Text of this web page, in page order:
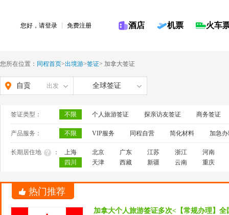
您好，请登录 免费注册 酒店 机票 火车
您所在位置： 同程首页>出境游>签证> 加拿大签证
自贡 出发 全球签证
签证类型： 不限 个人旅游签证 探亲访友签证 商务签证
产品服务： 不限 VIP服务 同程自营 简化材料 加急
长期居住地 ： 上海 北京 广东 江苏 浙江
河南
四川
天津 西藏 新疆 云南 重庆
热门推荐
加拿大个人旅游签证多次<【常规办理】